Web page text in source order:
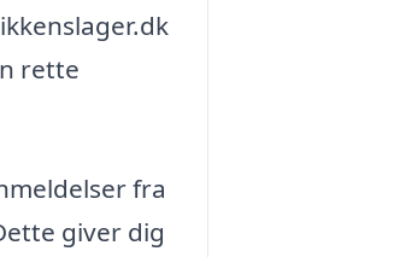
rette
fra
giver dig